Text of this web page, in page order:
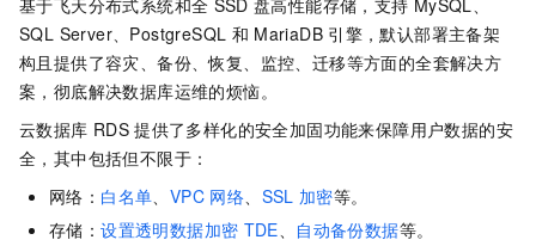
基于飞天分布式系统和全 SSD 盘高性能存储，支持 MySQL、
SQL Server、PostgreSQL 和 MariaDB 引擎，默认部署主备架
构且提供了容灾、备份、恢复、监控、迁移等方面的全套解决方
案，彻底解决数据库运维的烦恼。
云数据库 RDS 提供了多样化的安全加固功能来保障用户数据的安
全，其中包括但不限于：
网络： 白名单、 VPC 网络、 SSL 加密等。
存储：设置透明数据加密 TDE、 自动备份数据等。